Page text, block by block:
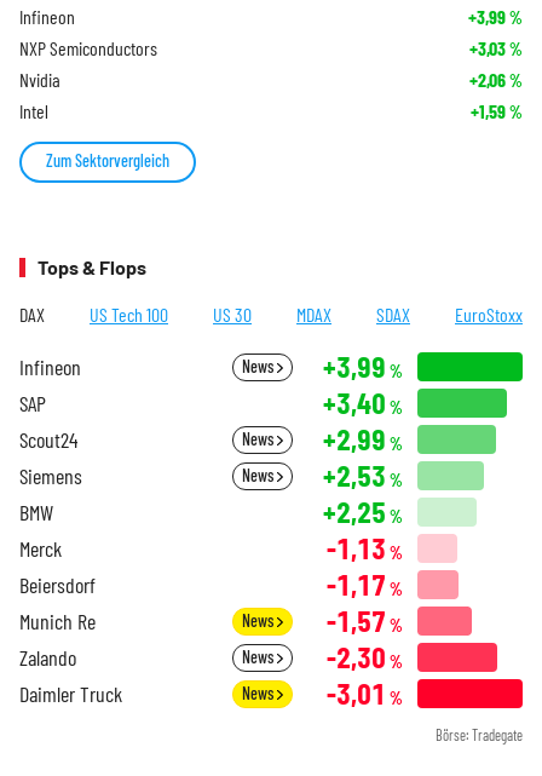
Infineon +3,99%
NXP Semiconductors +3,03%
Nvidia +2,06%
Intel +1,59%
Zum Sektorvergleich
Tops & Flops
DAX US Tech 100 US 30 MDAX SDAX EuroStoxx
Infineon News +3,99 %
SAP +3,40 %
Scout24 News +2,99 %
Siemens News +2,53 %
BMW +2,25 %
Merck -1,13 %
Beiersdorf -1,17 %
Munich Re News -1,57 %
Zalando News -2,30 %
Daimler Truck News -3,01 %
Börse: Tradegate